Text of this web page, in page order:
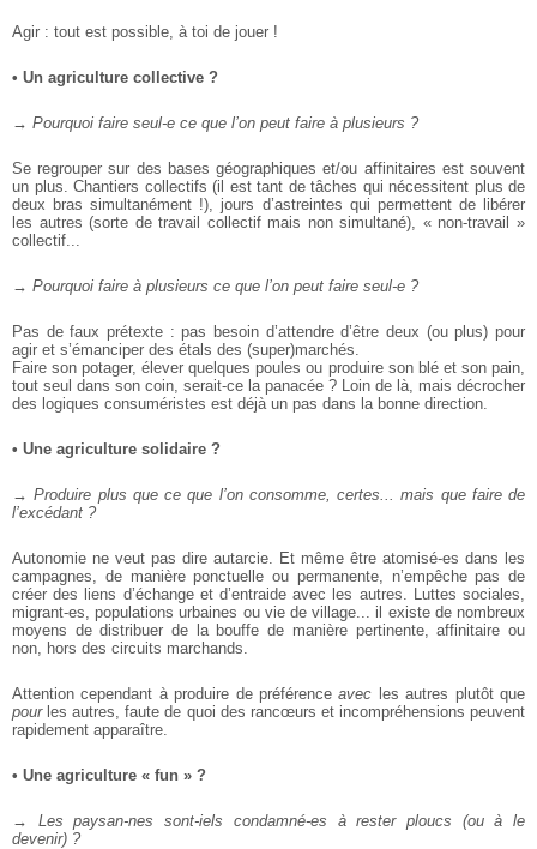
Agir : tout est possible, à toi de jouer !
• Un agriculture collective ?
→ Pourquoi faire seul-e ce que l’on peut faire à plusieurs ?
Se regrouper sur des bases géographiques et/ou affinitaires estsouvent
un plus. Chantiers collectifs (il est tant de tâches qui nécessitent plus de
deux bras simultanément !), jours d’astreintes qui permettent de libérer
les autres (sorte de travail collectif mais nonsimultané), « non-travail »
collectif...
→ Pourquoi faire à plusieurs ce que l’on peut faire seul-e ?
Pas de faux prétexte : pas besoin d’attendre d’être deux (ou plus) pour
agir et s’émanciper des étals des (super)marchés.
Faire son potager, élever quelques poules ou produire son blé etson pain,
tout seul dans son coin, serait-ce la panacée ? Loin de là, mais décrocher
des logiques consuméristes est déjà un pas dans la bonne direction.
• Une agriculture solidaire ?
→ Produire plus que ce que l’on consomme, certes... mais que faire de
l’excédant ?
Autonomie ne veut pas dire autarcie. Et même être atomisé-es dans les
campagnes, de manière ponctuelle ou permanente, n’empêchepas de
créer des liens d’échange et d’entraide avec les autres. Luttes sociales,
migrant-es, populations urbaines ou vie de village... il existede nombreux
moyens de distribuer de la bouffe de manière pertinente,
affinitaire ou
non, hors des circuits marchands.
Attention cependant à produire de préférenceavec les autres plutôt que
pourles autres, faute de quoi des rancœurs etincompréhensions peuvent
rapidement apparaître.
• Une agriculture « fun » ?
→ Les paysan-nes sont-iels condamné-es à rester ploucs (ou à le
devenir) ?